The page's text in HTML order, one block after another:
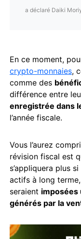
a déclaré Daiki
En ce moment,
crypto-monnaies,
comme des
différence entre
enregistrée dans
l’année fiscale.
Vous l’aurez
révision fiscal est
s’appliquera plus
actifs à long
seraient imposées
générés par la